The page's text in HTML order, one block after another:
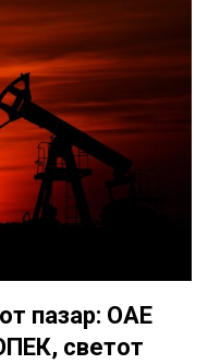
пазар: ОАЕ
светот